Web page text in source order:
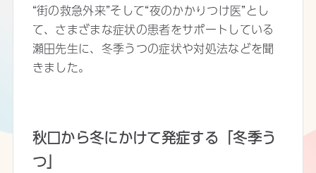
“街の救急外来”そして“夜のかかりつけ医”とし
て、さまざまな症状の患者をサポートしている
瀬田先生に、冬季うつの症状や対処法などを聞
きました。
秋口から冬にかけて発症する「冬季う
つ」